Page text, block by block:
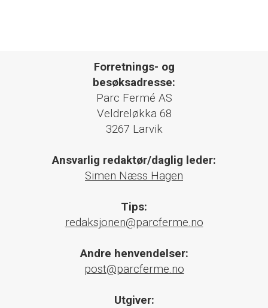
Forretnings- og
besøksadresse:
Parc Fermé AS
Veldreløkka 68
3267 Larvik
Ansvarlig redaktør/daglig leder:
Simen Næss Hagen
Tips:
redaksjonen@parcferme.no
Andre henvendelser:
post@parcferme.no
Utgiver: